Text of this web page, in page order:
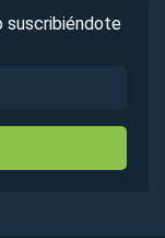
suscribiéndote